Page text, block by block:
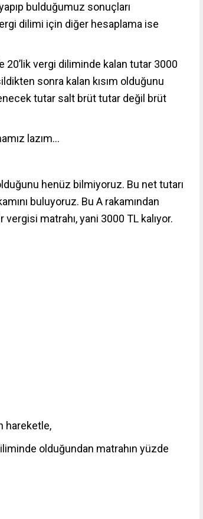
bulduğumuz sonuçları
dilimi için diğer hesaplama ise
vergi diliminde kalan tutar 3000
sonra kalan kısım olduğunu
tutar salt brüt tutar değil brüt
lazım…
henüz bilmiyoruz. Bu net tutarı
buluyoruz. Bu A rakamından
matrahı, yani 3000 TL kalıyor.
hareketle,
olduğundan matrahın yüzde